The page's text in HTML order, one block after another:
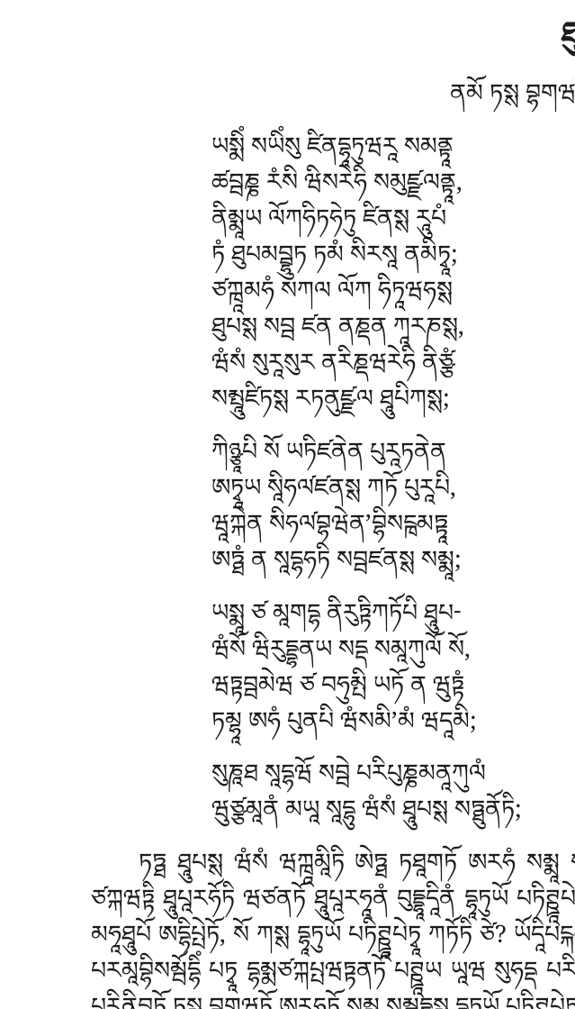
ནམོ ཏསྶ
ཡསྨིཾ སཡིཾསུ ཛིནདྷཱཏུཝརཱ སམནྟཱ
ཚབྦཎྞ རཾསི ཝིསརེཧི སམུཛྫལནྟཱ,
ནིམྨཱཡ ལོཀཧིཏཧེཏུ ཛིནསྶ རཱུཔཾ
ཏཾ ཐུཔམབྦྷུཏ ཏམཾ སིརསཱ ནམིཏྭཱ;
ཙཀྑཱམཧཾ སཀལ ལོཀ ཧིཏཱཝཧསྶ
ཐུཔསྶ སབྦ ཛན ནཎྡན ཀཱརཎསྶ,
ཝཾསཾ སུརཱསུར ནརིཎྡཝརེཧི ནིཙྩཾ
སམྤཱུཛིཏསྶ རཏནུཛྫལ ཐཱུཔིཀསྶ;
ཀིཉྩཱཔི སོ ཡཏིཛནེན པུརཱཏནེན
ཨཏྭཱཡ སཱིཧལ༹ཛནསྶ ཀཏོ པུརཱཔི,
ཝཱཀྐེན སིཧལ༹བྷཝེན’བྷིསངྑམཏྟཱ
ཨཏྠཾ ན སཱདྷཧཏི སབྦཛནསྶ སམྨཱ;
ཡསྨཱ ཙ མཱགདྷ ནིརུཏྟིཀཏོཔི ཐཱུཔ-
ཝཾསོ ཝིརུདྡྷནཡ སདྡ སམཱཀུལོ སོ,
ཝཏྟབྦམེཝ ཙ བཧུམྤི ཡཏོ ན ཝུཏྟཾ
ཏམྷཱ ཨཧཾ པུནཔི ཝཾསམི’མཾ ཝདཱམི;
སུཎཱཐ སཱདྷཝོ སབྦེ པརིཔུཎྞམནཱཀུལཾ
ཝུཙྩམཱནཾ མཡཱ སཱདྷུ ཝཾསཾ ཐཱུཔསྶ སཏྠུནོཏི;
ཏཏྠ ཐཱུཔསྶ ཝཾསཾ ཝཀྑཱམཱིཏི ཨེཏྠ ཏཐཱགཏོ ཨརཧཾ སམྨཱ
ཙཀྐཝཏྟི ཐཱུཔཱརཧོཏི ཝཙནཏོ ཐཱུཔཱརཧཱནཾ བུདྡྷཱདཱིནཾ དྷཱཏུཡོ
མཧཱཐཱུཔོ ཨདྷིཔྤེཏོ, སོ ཀསྶ དྷཱཏུཡོ པཏིཊྛཱཔེཏྭཱ ཀཏོཏི ཙེ?
པརམཱབྷིསམྦོདྷིཾ པཏྭཱ དྷམྨཙཀྐཔྤཝཏྟནཏོ པཊྛཱཡ ཡཱཝ སུཧདྡ